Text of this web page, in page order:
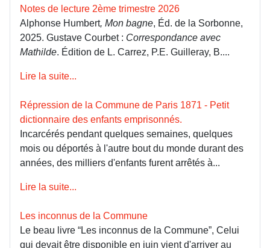
Notes de lecture 2ème trimestre 2026
Alphonse Humbert, Mon bagne, Éd. de la Sorbonne,
2025. Gustave Courbet : Correspondance avec
Mathilde. Édition de L. Carrez, P.E. Guilleray, B....
Lire la suite...
Répression de la Commune de Paris 1871 - Petit
dictionnaire des enfants emprisonnés.
Incarcérés pendant quelques semaines, quelques
mois ou déportés à l'autre bout du monde durant des
années, des milliers d'enfants furent arrêtés à...
Lire la suite...
Les inconnus de la Commune
Le beau livre “Les inconnus de la Commune”, Celui
qui devait être disponible en juin vient d'arriver au